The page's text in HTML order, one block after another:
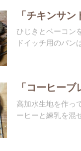
「チキンサ
ひじきとベーコン
ドイッチ用のパン
「コーヒー
高加水生地を作っ
ーヒーと練乳を混